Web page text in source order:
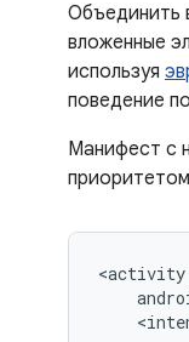
Объединить
вложенные
используя
поведение
Манифест с
<activity